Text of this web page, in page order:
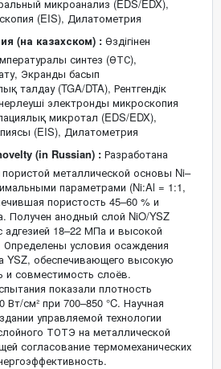
микроанализ (EDS/EDX),
(EIS), Дилатометрия
(на казахском) : Өздігінен
синтез (ӨТС),
Экранды басып
талдау (TGA/DTA), Рентгендік
​​электронды микроскопия
микротал (EDS/EDX),
(EIS), Дилатометрия
(in Russian) : Разработана
пористой металлической основы Ni–
параметрами (Ni:Al = 1:1,
пористость 45–60 % и
Получен анодный слой NiO/YSZ
18–22 МПа и высокой
условия осаждения
YSZ, обеспечивающего высокую
совместимость слоёв.
показали плотность
см² при 700–850 °C. Научная
управляемой технологии
ТОТЭ на металлической
согласование термомеханических